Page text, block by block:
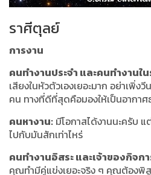
ราศีตุลย์
การงาน
คนทำงานประจำ และคนทำงานใ
เสียงในหัวตัวเองเยอะมาก อย่าเพิ่
คน ทางที่ดีที่สุดคือมองให้เป็นอากาศ
คนหางาน: มีโอกาสได้งานนะครับ
ไปกับมันสักเท่าไหร่
คนทำงานอิสระ และเจ้าของกิจก
คุณทำมีคู่แข่งเยอะจริง ๆ คุณต้องพิ